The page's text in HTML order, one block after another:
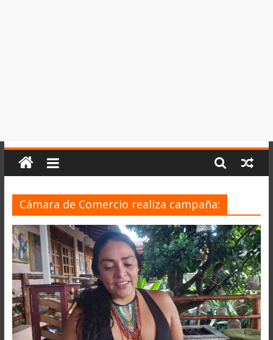
Cámara de Comercio realiza campaña: